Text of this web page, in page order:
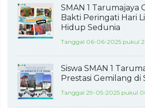
SMAN 1 Tarumajaya
Bakti Peringati Hari
Hidup Sedunia
Tanggal 06-06-2025 pukul
Siswa SMAN 1
Prestasi Gemilang di
Tanggal 29-05-2025 pukul